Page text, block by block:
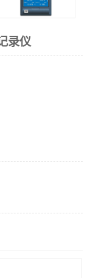
录仪
位仪